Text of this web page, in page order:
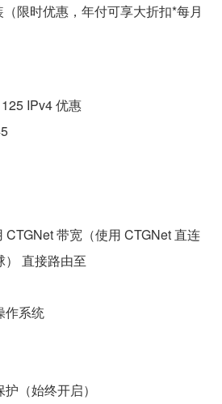
限时优惠，年付可享大折扣*每月
IPv4 优惠
CTGNet 带宽（使用 CTGNet 直连
） 直接路由至
作系统
（始终开启）